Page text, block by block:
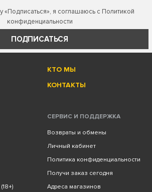
«Подписаться», я соглашаюсь с Политикой
конфиденциальности
ПОДПИСАТЬСЯ
КТО МЫ
КОНТАКТЫ
СЕРВИС И ПОДДЕРЖКА
Возвраты и обмены
Личный кабинет
Политика конфиденциальности
Получи заказ сегодня
Адреса магазинов